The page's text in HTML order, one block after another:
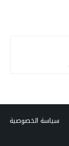
سياسة الخصوصية